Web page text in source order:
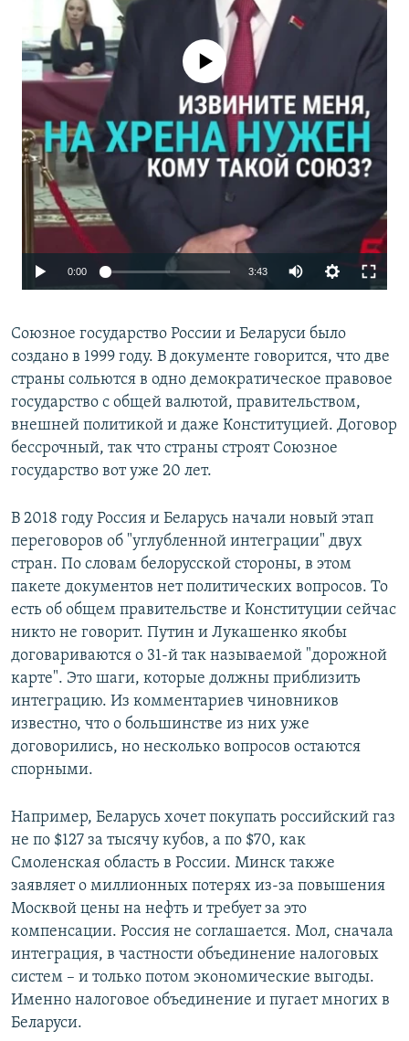
No media source currently available
0:00 3:43
Союзное государство России и Беларуси было
создано в 1999 году. В документе говорится, что две
страны сольются в одно демократическое правовое
государство с общей валютой, правительством,
внешней политикой и даже Конституцией. Договор
бессрочный, так что страны строят Союзное
государство вот уже 20 лет.
В 2018 году Россия и Беларусь начали новый этап
переговоров об "углубленной интеграции" двух
стран. По словам белорусской стороны, в этом
пакете документов нет политических вопросов. То
есть об общем правительстве и Конституции сейчас
никто не говорит. Путин и Лукашенко якобы
договариваются о 31-й так называемой "дорожной
карте". Это шаги, которые должны приблизить
интеграцию. Из комментариев чиновников
известно, что о большинстве из них уже
договорились, но несколько вопросов остаются
спорными.
Например, Беларусь хочет покупать российский газ
не по $127 за тысячу кубов, а по $70, как
Смоленская область в России. Минск также
заявляет о миллионных потерях из-за повышения
Москвой цены на нефть и требует за это
компенсации. Россия не соглашается. Мол, сначала
интеграция, в частности объединение налоговых
систем – и только потом экономические выгоды.
Именно налоговое объединение и пугает многих в
Беларуси.